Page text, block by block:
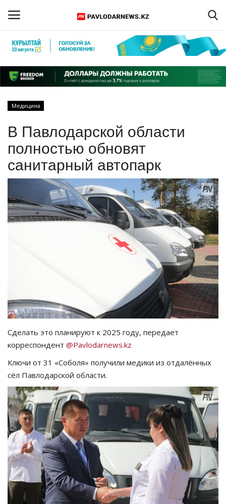
Регистрация
Главная
ПАВЛОДАРСКАЯ ОБЛАСТЬ
КАЗАХСТАН
СПЕЦПРОЕКТЫ
OFFICIAL
Курултай
Язык
Қазақша Русский
Медицина
В Павлодарской области
полностью обновят
санитарный автопарк
Сделать это планируют к 2025 году, передает
корреспондент @Pavlodarnews.kz
Ключи от 31 «Соболя» получили медики из отдалённых
сёл Павлодарской области.